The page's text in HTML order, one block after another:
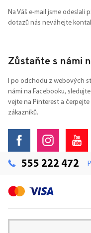
Na Váš e-mail jsme odeslali
dotazů nás neváhejte
Zůstaňte s námi
I po odchodu z webových
námi na Facebooku,
vejte na Pinterest a
zákazníků.
555 222 472